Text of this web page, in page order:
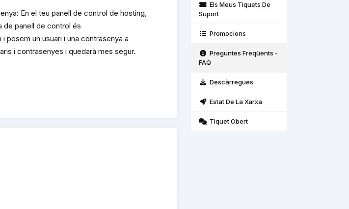
En el teu panell de control de hosting,
de panell de control és
un usuari i una contrasenya a
i contrasenyes i quedarà mes segur.
Els Meus Tiquets De
Suport
Promocions
Preguntes Freqüents -
FAQ
Descàrregues
Estat De La Xarxa
Tiquet Obert